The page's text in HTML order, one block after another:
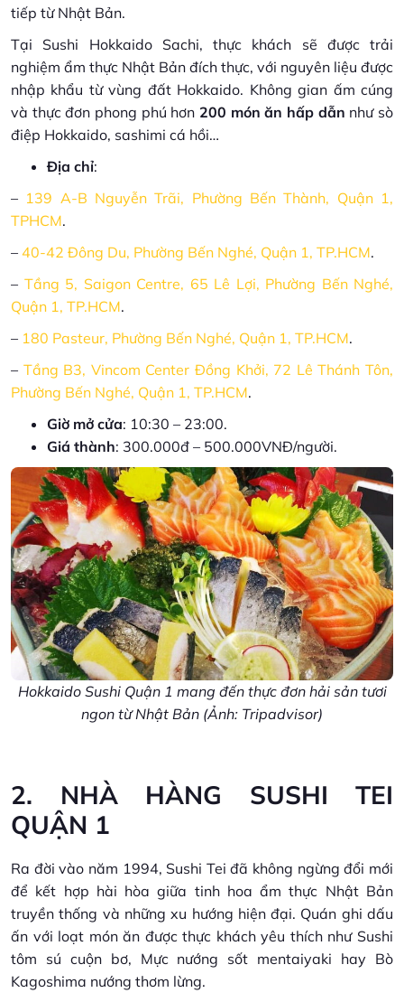
tiếp từ Nhật Bản.
Tại Sushi Hokkaido Sachi, thực khách sẽ được trải
nghiệm ẩm thực Nhật Bản đích thực, với nguyên liệu được
nhập khẩu từ vùng đất Hokkaido. Không gian ấm cúng
và thực đơn phong phú hơn 200 món ăn hấp dẫn như sò
điệp Hokkaido, sashimi cá hồi…
Địa chỉ:
– 139 A-B Nguyễn Trãi, Phường Bến Thành, Quận 1,
TPHCM.
– 40-42 Đông Du, Phường Bến Nghé, Quận 1, TP.HCM.
– Tầng 5, Saigon Centre, 65 Lê Lợi, Phường Bến Nghé,
Quận 1, TP.HCM.
– 180 Pasteur, Phường Bến Nghé, Quận 1, TP.HCM.
– Tầng B3, Vincom Center Đồng Khởi, 72 Lê Thánh Tôn,
Phường Bến Nghé, Quận 1, TP.HCM.
Giờ mở cửa: 10:30 – 23:00.
Giá thành: 300.000đ – 500.000VNĐ/người.
Hokkaido Sushi Quận 1 mang đến thực đơn hải sản tươi
ngon từ Nhật Bản (Ảnh: Tripadvisor)
2. NHÀ HÀNG SUSHI TEI
QUẬN 1
Ra đời vào năm 1994, Sushi Tei đã không ngừng đổi mới
để kết hợp hài hòa giữa tinh hoa ẩm thực Nhật Bản
truyền thống và những xu hướng hiện đại. Quán ghi dấu
ấn với loạt món ăn được thực khách yêu thích như Sushi
tôm sú cuộn bơ, Mực nướng sốt mentaiyaki hay Bò
Kagoshima nướng thơm lừng.